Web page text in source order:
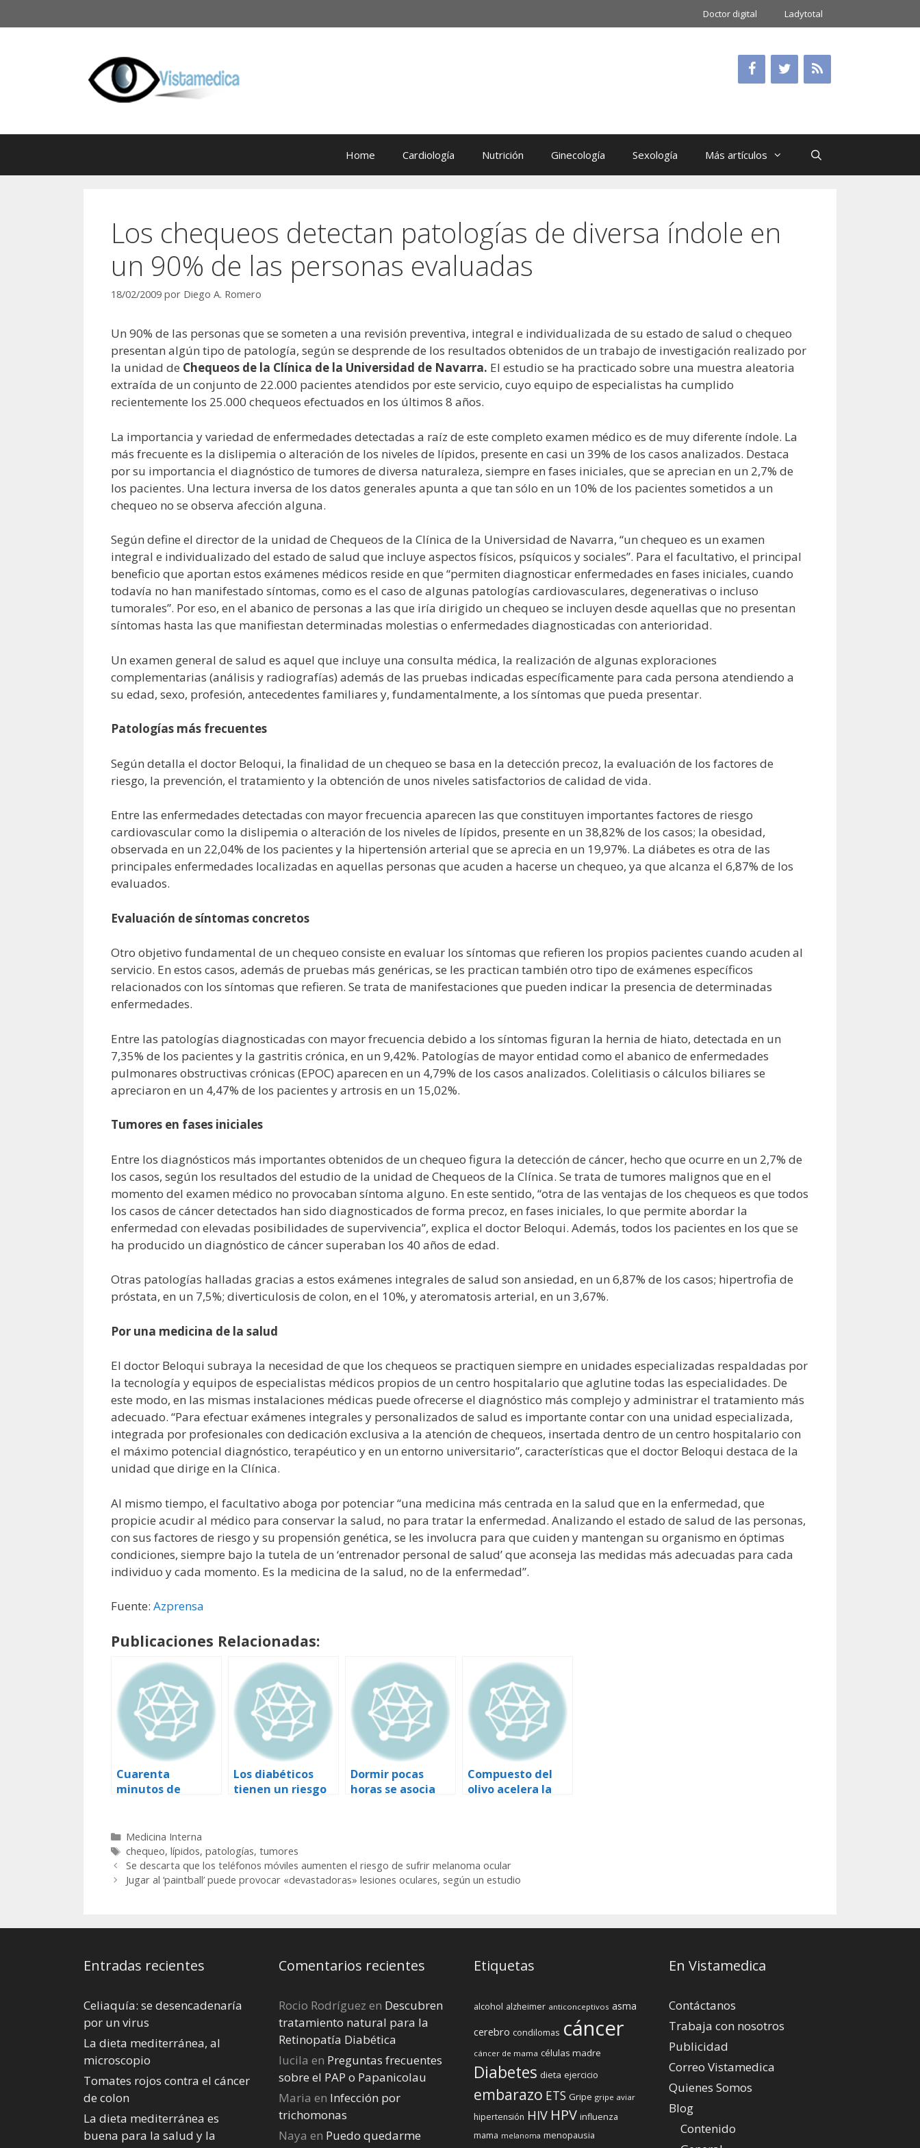
al
Doctor digital Ladytotal
Home Cardiología Nutrición Ginecología Sexología Más artículos
Los chequeos detectan patologías de diversa índole en
un 90% de las personas evaluadas
18/02/2009 por Diego A. Romero
Un 90% de las personas que se someten a una revisión preventiva, integral e individualizada de su estado de salud o chequeo
presentan algún tipo de patología, según se desprende de los resultados obtenidos de un trabajo de investigación realizado por
la unidad de Chequeos de la Clínica de la Universidad de Navarra. El estudio se ha practicado sobre una muestra aleatoria
extraída de un conjunto de 22.000 pacientes atendidos por este servicio, cuyo equipo de especialistas ha cumplido
recientemente los 25.000 chequeos efectuados en los últimos 8 años.
La importancia y variedad de enfermedades detectadas a raíz de este completo examen médico es de muy diferente índole. La
más frecuente es la dislipemia o alteración de los niveles de lípidos, presente en casi un 39% de los casos analizados. Destaca
por su importancia el diagnóstico de tumores de diversa naturaleza, siempre en fases iniciales, que se aprecian en un 2,7% de
los pacientes. Una lectura inversa de los datos generales apunta a que tan sólo en un 10% de los pacientes sometidos a un
chequeo no se observa afección alguna.
Según define el director de la unidad de Chequeos de la Clínica de la Universidad de Navarra, “un chequeo es un examen
integral e individualizado del estado de salud que incluye aspectos físicos, psíquicos y sociales”. Para el facultativo, el principal
beneficio que aportan estos exámenes médicos reside en que “permiten diagnosticar enfermedades en fases iniciales, cuando
todavía no han manifestado síntomas, como es el caso de algunas patologías cardiovasculares, degenerativas o incluso
tumorales”. Por eso, en el abanico de personas a las que iría dirigido un chequeo se incluyen desde aquellas que no presentan
síntomas hasta las que manifiestan determinadas molestias o enfermedades diagnosticadas con anterioridad.
Un examen general de salud es aquel que incluye una consulta médica, la realización de algunas exploraciones
complementarias (análisis y radiografías) además de las pruebas indicadas específicamente para cada persona atendiendo a
su edad, sexo, profesión, antecedentes familiares y, fundamentalmente, a los síntomas que pueda presentar.
Patologías más frecuentes
Según detalla el doctor Beloqui, la finalidad de un chequeo se basa en la detección precoz, la evaluación de los factores de
riesgo, la prevención, el tratamiento y la obtención de unos niveles satisfactorios de calidad de vida.
Entre las enfermedades detectadas con mayor frecuencia aparecen las que constituyen importantes factores de riesgo
cardiovascular como la dislipemia o alteración de los niveles de lípidos, presente en un 38,82% de los casos; la obesidad,
observada en un 22,04% de los pacientes y la hipertensión arterial que se aprecia en un 19,97%. La diábetes es otra de las
principales enfermedades localizadas en aquellas personas que acuden a hacerse un chequeo, ya que alcanza el 6,87% de los
evaluados.
Evaluación de síntomas concretos
Otro objetivo fundamental de un chequeo consiste en evaluar los síntomas que refieren los propios pacientes cuando acuden al
servicio. En estos casos, además de pruebas más genéricas, se les practican también otro tipo de exámenes específicos
relacionados con los síntomas que refieren. Se trata de manifestaciones que pueden indicar la presencia de determinadas
enfermedades.
Entre las patologías diagnosticadas con mayor frecuencia debido a los síntomas figuran la hernia de hiato, detectada en un
7,35% de los pacientes y la gastritis crónica, en un 9,42%. Patologías de mayor entidad como el abanico de enfermedades
pulmonares obstructivas crónicas (EPOC) aparecen en un 4,79% de los casos analizados. Colelitiasis o cálculos biliares se
apreciaron en un 4,47% de los pacientes y artrosis en un 15,02%.
Tumores en fases iniciales
Entre los diagnósticos más importantes obtenidos de un chequeo figura la detección de cáncer, hecho que ocurre en un 2,7% de
los casos, según los resultados del estudio de la unidad de Chequeos de la Clínica. Se trata de tumores malignos que en el
momento del examen médico no provocaban síntoma alguno. En este sentido, “otra de las ventajas de los chequeos es que todos
los casos de cáncer detectados han sido diagnosticados de forma precoz, en fases iniciales, lo que permite abordar la
enfermedad con elevadas posibilidades de supervivencia”, explica el doctor Beloqui. Además, todos los pacientes en los que se
ha producido un diagnóstico de cáncer superaban los 40 años de edad.
Otras patologías halladas gracias a estos exámenes integrales de salud son ansiedad, en un 6,87% de los casos; hipertrofia de
próstata, en un 7,5%; diverticulosis de colon, en el 10%, y ateromatosis arterial, en un 3,67%.
Por una medicina de la salud
El doctor Beloqui subraya la necesidad de que los chequeos se practiquen siempre en unidades especializadas respaldadas por
la tecnología y equipos de especialistas médicos propios de un centro hospitalario que aglutine todas las especialidades. De
este modo, en las mismas instalaciones médicas puede ofrecerse el diagnóstico más complejo y administrar el tratamiento más
adecuado. “Para efectuar exámenes integrales y personalizados de salud es importante contar con una unidad especializada,
integrada por profesionales con dedicación exclusiva a la atención de chequeos, insertada dentro de un centro hospitalario con
el máximo potencial diagnóstico, terapéutico y en un entorno universitario”, características que el doctor Beloqui destaca de la
unidad que dirige en la Clínica.
Al mismo tiempo, el facultativo aboga por potenciar “una medicina más centrada en la salud que en la enfermedad, que
propicie acudir al médico para conservar la salud, no para tratar la enfermedad. Analizando el estado de salud de las personas,
con sus factores de riesgo y su propensión genética, se les involucra para que cuiden y mantengan su organismo en óptimas
condiciones, siempre bajo la tutela de un ‘entrenador personal de salud’ que aconseja las medidas más adecuadas para cada
individuo y cada momento. Es la medicina de la salud, no de la enfermedad”.
Fuente: Azprensa
Publicaciones Relacionadas:
Cuarenta
minutos de
colesterol
“bueno”
Los diabéticos
tienen un riesgo
grave y fallecer
de forma precoz
Dormir pocas
horas se asocia
Compuesto del
olivo acelera la
Categorías
Medicina Interna
Etiquetas
chequeo, lípidos, patologías, tumores
Se descarta que los teléfonos móviles aumenten el riesgo de sufrir melanoma ocular
Jugar al ‘paintball’ puede provocar «devastadoras» lesiones oculares, según un estudio
Entradas recientes
Celiaquía: se desencadenaría
por un virus
La dieta mediterránea, al
microscopio
Tomates rojos contra el cáncer
de colon
La dieta mediterránea es
buena para la salud y la
Comentarios recientes
Rocio Rodríguez en Descubren
tratamiento natural para la
Retinopatía Diabética
lucila en Preguntas frecuentes
sobre el PAP o Papanicolau
Maria en Infección por
trichomonas
Naya en Puedo quedarme
Etiquetas
alcohol alzheimer anticonceptivos asma
cerebro condilomas cáncer
cáncer de mama células madre
Diabetes dieta ejercicio
embarazo ETS Gripe gripe aviar
hipertensión HIV HPV influenza
mama melanoma menopausia
En Vistamedica
Contáctanos
Trabaja con nosotros
Publicidad
Correo Vistamedica
Quienes Somos
Blog
Contenido